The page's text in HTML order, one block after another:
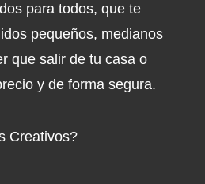
para todos, que te
pequeños, medianos
que salir de tu casa o
y de forma segura.
Creativos?